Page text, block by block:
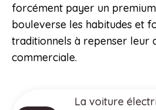
forcément payer un
bouleverse les habitudes et
traditionnels à repenser leur
commerciale.
La voiture